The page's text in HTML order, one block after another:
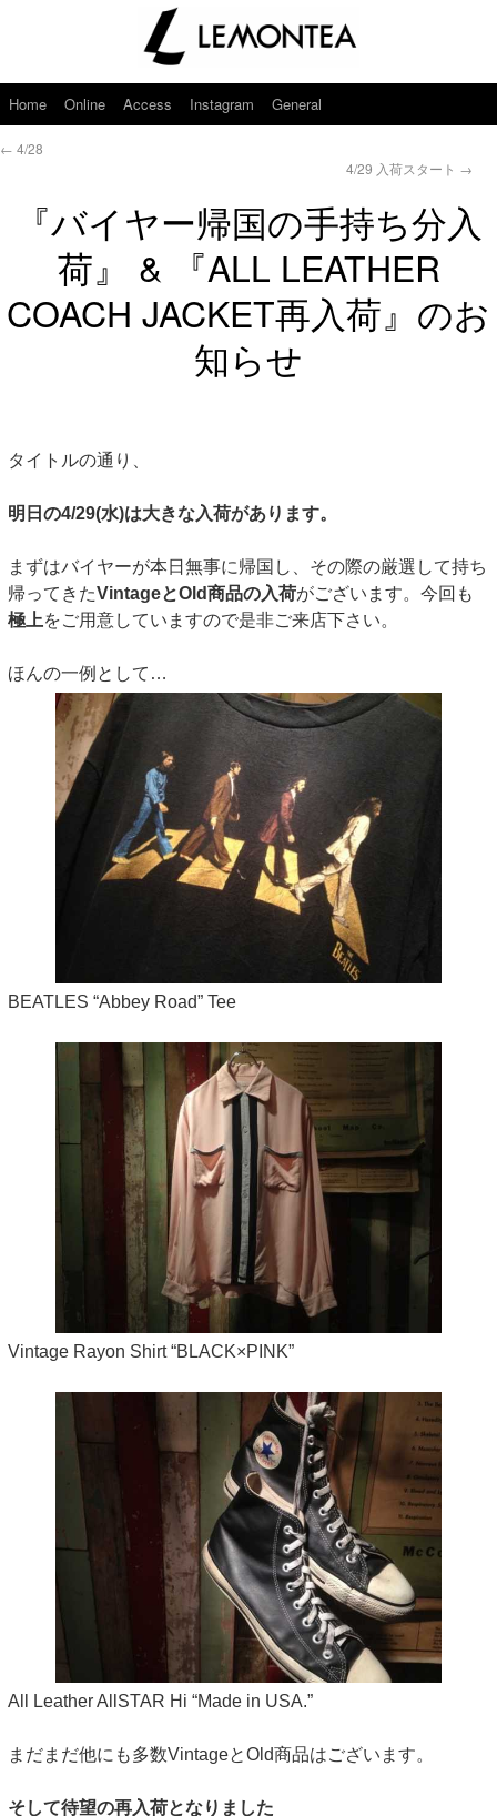
Home Online Access Instagram General
← 4/28
4/29 入荷スタート →
『バイヤー帰国の手持ち分入
荷』 & 『ALL LEATHER
COACH JACKET再入荷』のお
知らせ
タイトルの通り、
明日の4/29(水)は大きな入荷があります。
まずはバイヤーが本日無事に帰国し、その際の厳選して持ち
帰ってきたVintageとOld商品の入荷がございます。今回も
極上をご用意していますので是非ご来店下さい。
ほんの一例として…
BEATLES “Abbey Road” Tee
Vintage Rayon Shirt “BLACK×PINK”
All Leather AllSTAR Hi “Made in USA.”
まだまだ他にも多数VintageとOld商品はございます。
そして待望の再入荷となりました